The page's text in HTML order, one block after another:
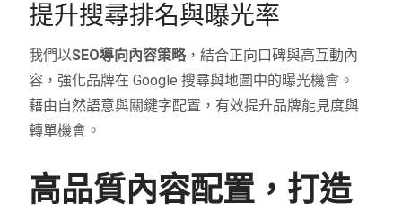
提升搜尋排名與曝光率
我們以SEO導向內容策略，結合正向口碑與高互動內
容，強化品牌在 Google 搜尋與地圖中的曝光機會。
藉由自然語意與關鍵字配置，有效提升品牌能見度與
轉單機會。
高品質內容配置，打造